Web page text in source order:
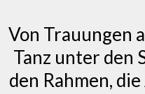
Von Trauungen
Tanz unter den
den Rahmen,